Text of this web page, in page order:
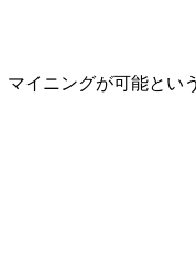
イニングが可能とい